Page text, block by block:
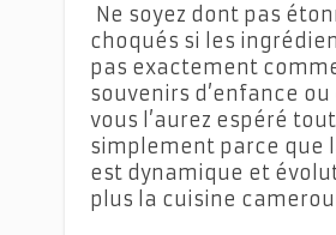
Ne soyez dont pas
choqués si les
pas exactement
souvenirs d’enfance
vous l’aurez espéré tout
simplement parce que
est dynamique et
plus la cuisine